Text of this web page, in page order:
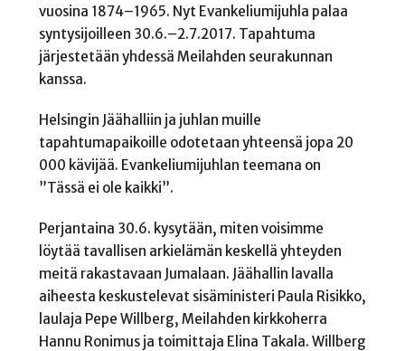
vuosina 1874–1965. Nyt Evankeliumijuhla palaa
syntysijoilleen 30.6.–2.7.2017. Tapahtuma
järjestetään yhdessä Meilahden seurakunnan
kanssa.
Helsingin Jäähalliin ja juhlan muille
tapahtumapaikoille odotetaan yhteensä jopa 20
000 kävijää. Evankeliumijuhlan teemana on
”Tässä ei ole kaikki”.
Perjantaina 30.6. kysytään, miten voisimme
löytää tavallisen arkielämän keskellä yhteyden
meitä rakastavaan Jumalaan. Jäähallin lavalla
aiheesta keskustelevat sisäministeri Paula Risikko,
laulaja Pepe Willberg, Meilahden kirkkoherra
Hannu Ronimus ja toimittaja Elina Takala. Willberg